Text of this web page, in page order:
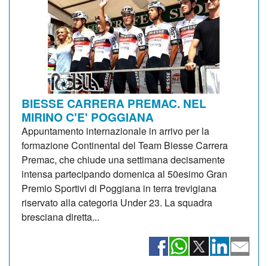
BIESSE CARRERA PREMAC. NEL
MIRINO C'E' POGGIANA
Appuntamento internazionale in arrivo per la
formazione Continental del Team Biesse Carrera
Premac, che chiude una settimana decisamente
intensa partecipando domenica al 50esimo Gran
Premio Sportivi di Poggiana in terra trevigiana
riservato alla categoria Under 23. La squadra
bresciana diretta...